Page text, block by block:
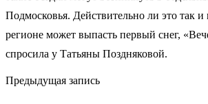
Подмосковья. Действительно ли это так и
регионе может выпасть первый снег,
спросила у Татьяны Поздняковой.
Предыдущая запись